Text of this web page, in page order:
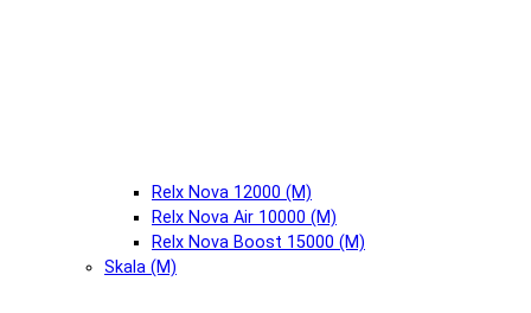
Relx Nova 12000 (М)
Relx Nova Air 10000 (М)
Relx Nova Boost 15000 (М)
Skala (М)